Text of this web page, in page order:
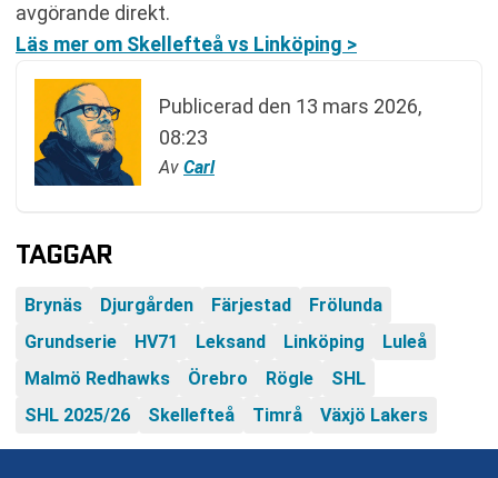
avgörande direkt.
Läs mer om Skellefteå vs Linköping >
Publicerad den 13 mars 2026,
08:23
Av Carl
TAGGAR
Brynäs Djurgården Färjestad
Frölunda
Grundserie
HV71 Leksand Linköping
Luleå
Malmö Redhawks
Örebro Rögle
SHL
SHL 2025/26
Skellefteå Timrå Växjö Lakers